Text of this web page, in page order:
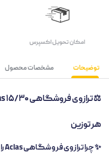
اﻣﮑﺎن ﺗﺤﻮﯾﻞ اﮐﺴﭙﺮس
توضیحات مشخصات محصول
هر توزین
✨ چرا ترازوی فروشگاهی Aclas را از